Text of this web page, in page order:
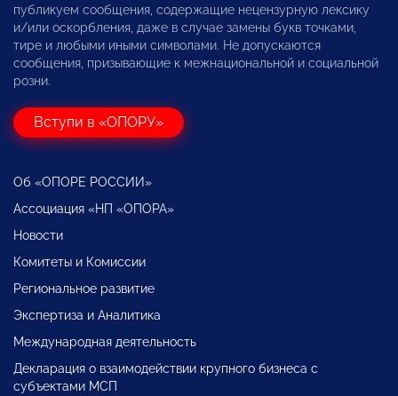
публикуем сообщения, содержащие нецензурную лексику
и/или оскорбления, даже в случае замены букв точками,
тире и любыми иными символами. Не допускаются
сообщения, призывающие к межнациональной и социальной
розни.
Вступи в «ОПОРУ»
Об «ОПОРЕ РОССИИ»
Ассоциация «НП «ОПОРА»
Новости
Комитеты и Комиссии
Региональное развитие
Экспертиза и Аналитика
Международная деятельность
Декларация о взаимодействии крупного бизнеса с
субъектами МСП